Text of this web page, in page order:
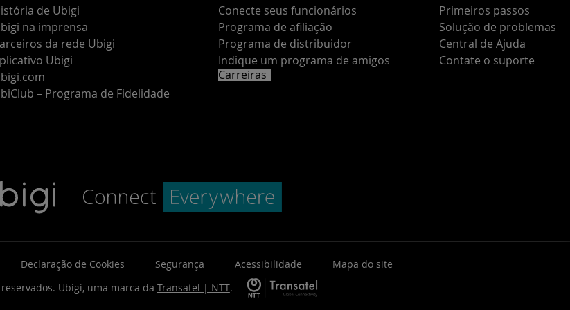
de Ubigi
na imprensa
da rede Ubigi
Ubigi
– Programa de Fidelidade
Conecte seus funcionários
Programa de afiliação
Programa de distribuidor
Indique um programa de amigos
Carreiras
Primeiros passos
Solução de problemas
Central de Ajuda
Contate o suporte
Declaração de Cookies Segurança Acessibilidade
Mapa do site
Ubigi, uma marca da Transatel | NTT.